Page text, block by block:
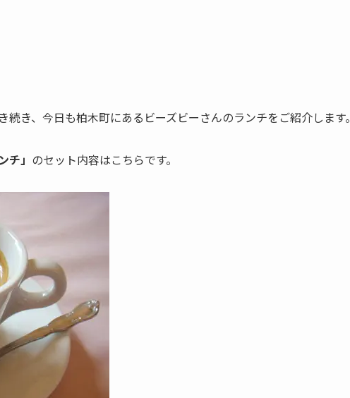
き、今日も柏木町にあるビーズビーさんのランチをご紹介します。
チ」 のセット内容はこちらです。